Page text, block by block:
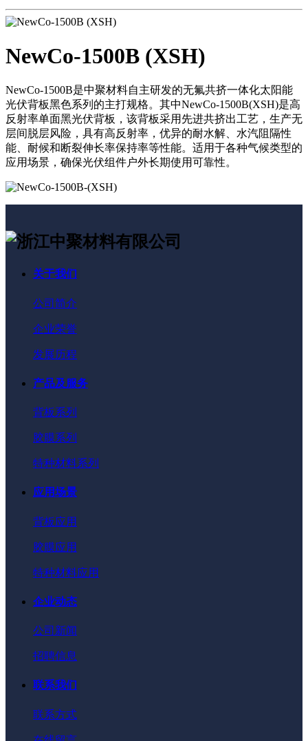
NewCo-1500B (XSH)
NewCo-1500B是中聚材料自主研发的无氟共挤一体化太阳能
光伏背板黑色系列的主打规格。其中NewCo-1500B(XSH)是高
反射率单面黑光伏背板，该背板采用先进共挤出工艺，生产无
层间脱层风险，具有高反射率，优异的耐水解、水汽阻隔性
能、耐候和断裂伸长率保持率等性能。适用于各种气候类型的
应用场景，确保光伏组件户外长期使用可靠性。
关于我们
公司简介
企业荣誉
发展历程
产品及服务
背板系列
胶膜系列
特种材料系列
应用场景
背板应用
胶膜应用
特种材料应用
企业动态
公司新闻
招聘信息
联系我们
联系方式